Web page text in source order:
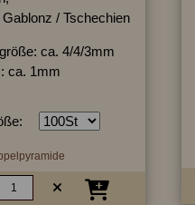
/ Tschechien
ca. 4/4/3mm
ca. 1mm